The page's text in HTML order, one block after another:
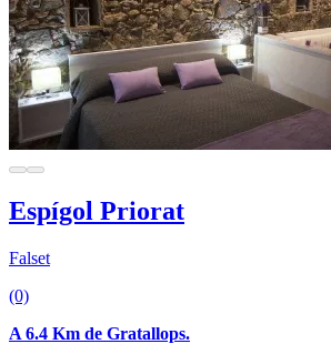
Espígol Priorat
Falset
(0)
A 6.4 Km de Gratallops.